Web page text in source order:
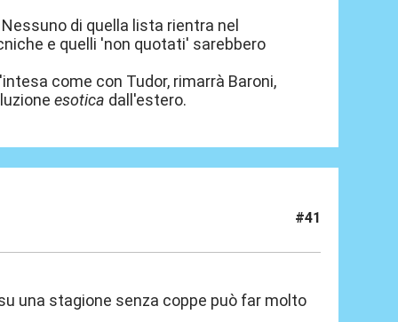
di quella lista rientra nel
e quelli 'non quotati' sarebbero
come con Tudor, rimarrà Baroni,
esotica dall'estero.
#41
una stagione senza coppe può far molto